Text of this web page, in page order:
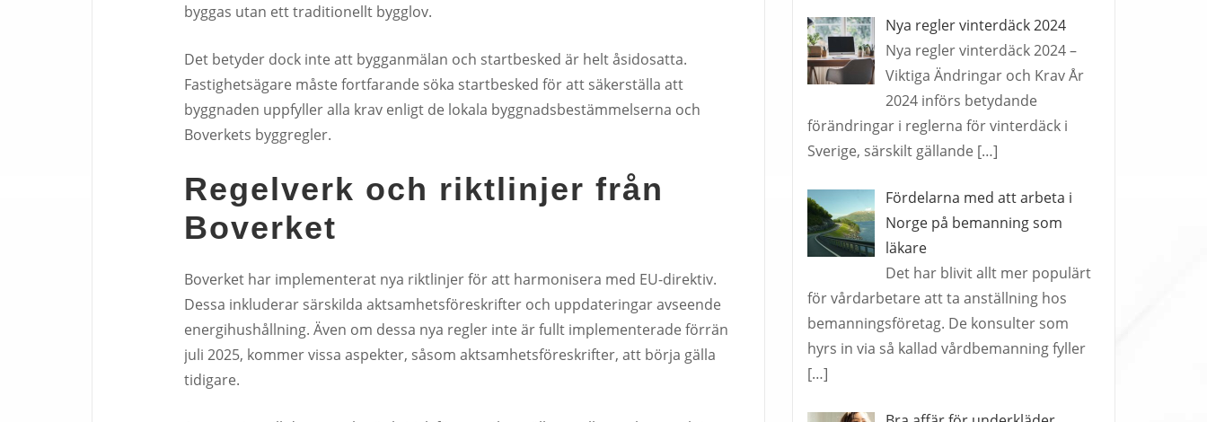
byggas utan ett traditionellt bygglov.
Det betyder dock inte att bygganmälan och startbesked är helt åsidosatta.
Fastighetsägare måste fortfarande söka startbesked för att säkerställa att
byggnaden uppfyller alla krav enligt de lokala byggnadsbestämmelserna och
Boverkets byggregler.
Regelverk och riktlinjer från
Boverket
Boverket har implementerat nya riktlinjer för att harmonisera med EU-direktiv.
Dessa inkluderar särskilda aktsamhetsföreskrifter och uppdateringar avseende
energihushållning. Även om dessa nya regler inte är fullt implementerade förrän
juli 2025, kommer vissa aspekter, såsom aktsamhetsföreskrifter, att börja gälla
tidigare.
Nya regler vinterdäck 2024
Nya regler vinterdäck 2024 –
Viktiga Ändringar och Krav År
2024 införs betydande
förändringar i reglerna för vinterdäck i
Sverige, särskilt gällande […]
Fördelarna med att arbeta i
Norge på bemanning som
läkare
Det har blivit allt mer populärt
för vårdarbetare att ta anställning hos
bemanningsföretag. De konsulter som
hyrs in via så kallad vårdbemanning fyller
[…]